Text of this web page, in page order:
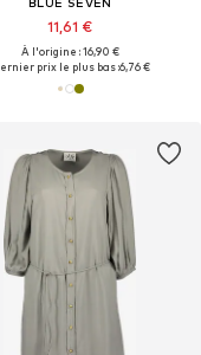
11,61 €
À l'origine : 16,90 €
prix le plus bas :6,76 €